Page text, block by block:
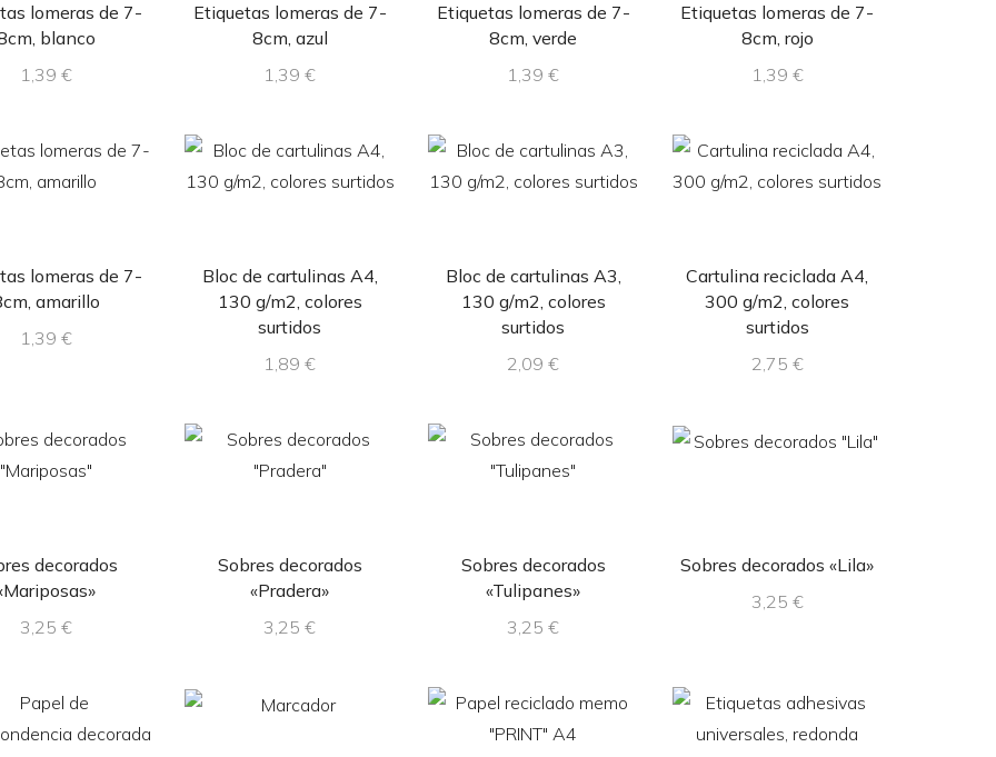
lomeras de 7-
blanco
1,39 €
Etiquetas lomeras de 7-
8cm, azul
1,39€
Etiquetas lomeras de 7-
8cm, verde
1,39€
Etiquetas lomeras de 7-
8cm, rojo
1,39 €
lomeras de 7-
amarillo
1,39 €
Bloc de cartulinas A4,
130 g/m2, colores
surtidos
1,89€
Bloc de cartulinas A3,
130 g/m2, colores
surtidos
2,09€
Cartulina reciclada A4,
300 g/m2, colores
surtidos
2,75 €
decorados
3,25 €
Sobres decorados
«Pradera»
3,25€
Sobres decorados
«Tulipanes»
3,25€
Sobres decorados «Lila»
3,25 €